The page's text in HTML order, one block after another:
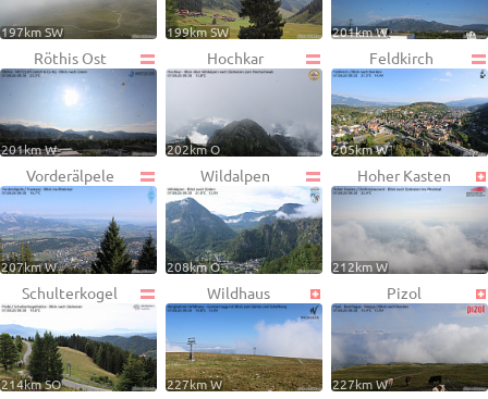
197km SW 199km SW 201km W
Röthis Ost
201km W
Hochkar
202km O
Feldkirch
205km W
Vorderälpele
207km W
Wildalpen
208km O
Hoher Kasten
212km W
Schulterkogel
214km SO
Wildhaus
227km W
Pizol
227km W